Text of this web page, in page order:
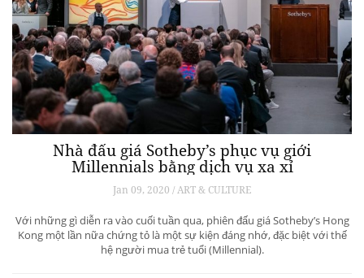
Nhà đấu giá Sotheby’s phục vụ giới
Millennials bằng dịch vụ xa xỉ
Jan 09, 2020 / ART & CULTURE
Với những gì diễn ra vào cuối tuần qua, phiên đấu giá Sotheby’s Hong
Kong một lần nữa chứng tỏ là một sự kiện đáng nhớ, đặc biệt với thế
hệ người mua trẻ tuổi (Millennial).